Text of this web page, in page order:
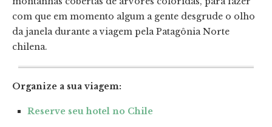
com que em momento algum a gente desgrude o olho
da janela durante a viagem pela Patagônia Norte
chilena.
Organize a sua viagem:
Reserve seu hotel no Chile